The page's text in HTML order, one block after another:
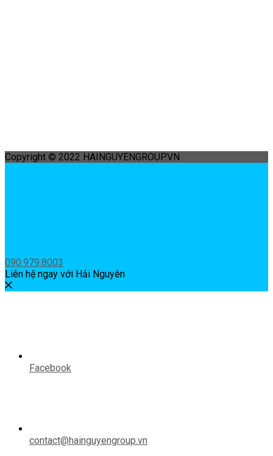
Copyright © 2022 HAINGUYENGROUP.VN
090.979.8003
Liên hệ ngay với Hải Nguyên
Facebook
contact@hainguyengroup.vn